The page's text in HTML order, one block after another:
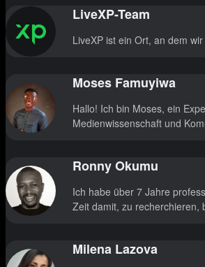
LiveXP-Team
LiveXP ist ein Ort, an dem
Moses Famuyiwa
Hallo! Ich bin Moses, ein
Medienwissenschaft und
Ronny Okumu
Ich habe über 7 Jahre
Zeit damit, zu recherchieren,
Milena Lazova